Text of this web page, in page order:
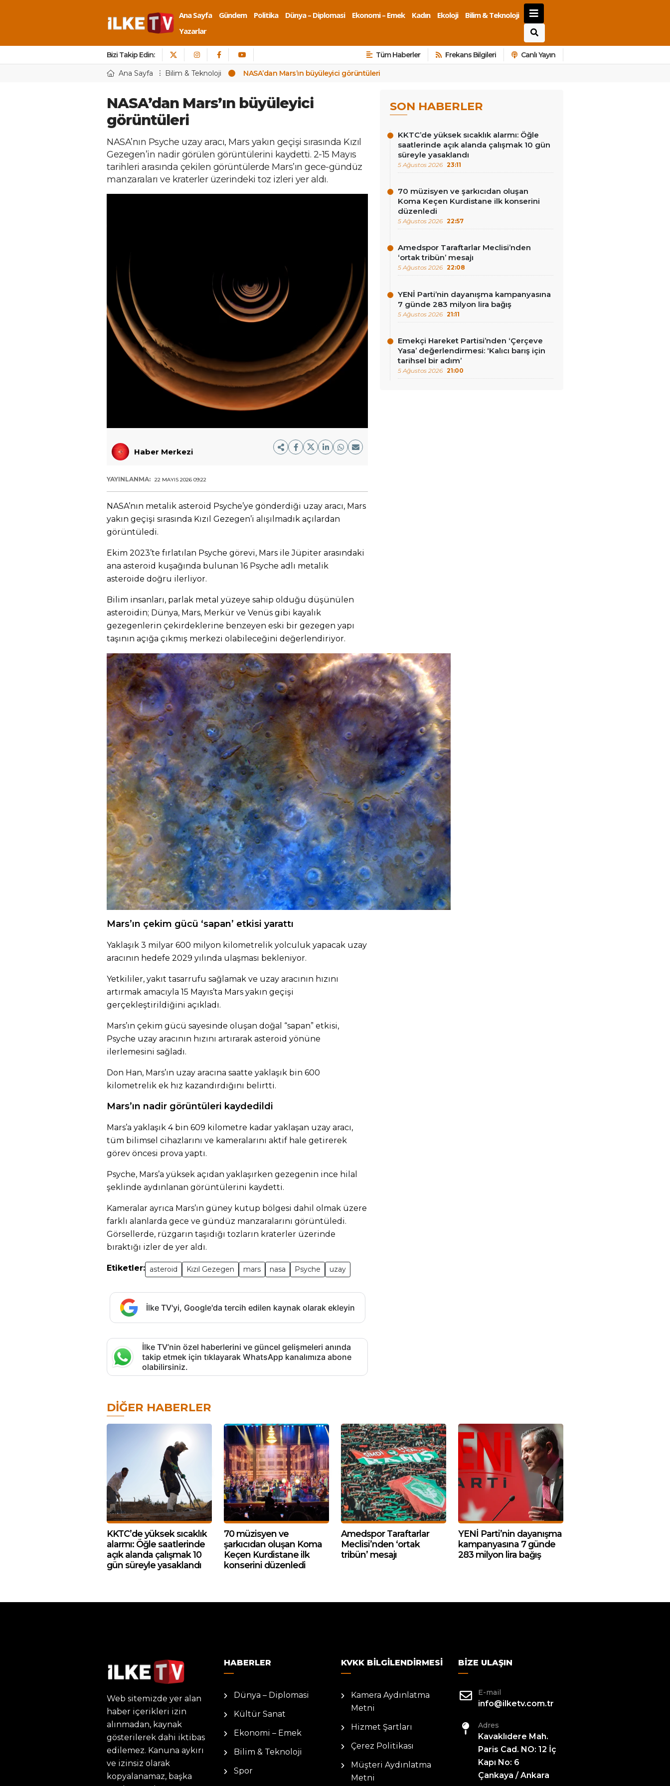
Ana Sayfa Gündem Politika Dünya – Diplomasi Ekonomi – Emek Kadın Ekoloji
Bilim & Teknoloji
Yazarlar
Bizi Takip Edin: Tüm Haberler Frekans Bilgileri Canlı Yayın
Ana Sayfa Bilim & Teknoloji NASA’dan Mars’ın büyüleyici görüntüleri
NASA’dan Mars’ın büyüleyici
görüntüleri
NASA’nın Psyche uzay aracı, Mars yakın geçişi sırasında Kızıl
Gezegen’in nadir görülen görüntülerini kaydetti. 2-15 Mayıs
tarihleri arasında çekilen görüntülerde Mars’ın gece-gündüz
manzaraları ve kraterler üzerindeki toz izleri yer aldı.
Haber Merkezi
YAYINLANMA: 22 MAYIS 2026 09:22
NASA’nın metalik asteroid Psyche’ye gönderdiği uzay aracı, Mars
yakın geçişi sırasında Kızıl Gezegen’i alışılmadık açılardan
görüntüledi.
Ekim 2023’te fırlatılan Psyche görevi, Mars ile Jüpiter arasındaki
ana asteroid kuşağında bulunan 16 Psyche adlı metalik
asteroide doğru ilerliyor.
Bilim insanları, parlak metal yüzeye sahip olduğu düşünülen
asteroidin; Dünya, Mars, Merkür ve Venüs gibi kayalık
gezegenlerin çekirdeklerine benzeyen eski bir gezegen yapı
taşının açığa çıkmış merkezi olabileceğini değerlendiriyor.
Mars’ın çekim gücü ‘sapan’ etkisi yarattı
Yaklaşık 3 milyar 600 milyon kilometrelik yolculuk yapacak uzay
aracının hedefe 2029 yılında ulaşması bekleniyor.
Yetkililer, yakıt tasarrufu sağlamak ve uzay aracının hızını
artırmak amacıyla 15 Mayıs’ta Mars yakın geçişi
gerçekleştirildiğini açıkladı.
Mars’ın çekim gücü sayesinde oluşan doğal “sapan” etkisi,
Psyche uzay aracının hızını artırarak asteroid yönüne
ilerlemesini sağladı.
Don Han, Mars’ın uzay aracına saatte yaklaşık bin 600
kilometrelik ek hız kazandırdığını belirtti.
Mars’ın nadir görüntüleri kaydedildi
Mars’a yaklaşık 4 bin 609 kilometre kadar yaklaşan uzay aracı,
tüm bilimsel cihazlarını ve kameralarını aktif hale getirerek
görev öncesi prova yaptı.
Psyche, Mars’a yüksek açıdan yaklaşırken gezegenin ince hilal
şeklinde aydınlanan görüntülerini kaydetti.
Kameralar ayrıca Mars’ın güney kutup bölgesi dahil olmak üzere
farklı alanlarda gece ve gündüz manzaralarını görüntüledi.
Görsellerde, rüzgarın taşıdığı tozların kraterler üzerinde
bıraktığı izler de yer aldı.
Etiketler: asteroid Kızıl Gezegen mars nasa Psyche uzay
İlke TV'yi, Google'da tercih edilen kaynak olarak ekleyin
İlke TV’nin özel haberlerini ve güncel gelişmeleri anında
takip etmek için tıklayarak WhatsApp kanalımıza abone
olabilirsiniz.
SON HABERLER
KKTC’de yüksek sıcaklık alarmı: Öğle
saatlerinde açık alanda çalışmak 10 gün
süreyle yasaklandı
5 Ağustos 2026 23:11
70 müzisyen ve şarkıcıdan oluşan
Koma Keçen Kurdistane ilk konserini
düzenledi
5 Ağustos 2026 22:57
Amedspor Taraftarlar Meclisi’nden
‘ortak tribün’ mesajı
5 Ağustos 2026 22:08
YENİ Parti’nin dayanışma kampanyasına
7 günde 283 milyon lira bağış
5 Ağustos 2026 21:11
Emekçi Hareket Partisi’nden ‘Çerçeve
Yasa’ değerlendirmesi: ‘Kalıcı barış için
tarihsel bir adım’
5 Ağustos 2026 21:00
DIĞER HABERLER
KKTC’de yüksek sıcaklık
alarmı: Öğle saatlerinde
açık alanda çalışmak 10
gün süreyle yasaklandı
70 müzisyen ve
şarkıcıdan oluşan Koma
Keçen Kurdistane ilk
konserini düzenledi
Amedspor Taraftarlar
Meclisi’nden ‘ortak
tribün’ mesajı
YENİ Parti’nin dayanışma
kampanyasına 7 günde
283 milyon lira bağış
Web sitemizde yer alan
haber içerikleri izin
alınmadan, kaynak
gösterilerek dahi iktibas
edilemez. Kanuna aykırı
ve izinsiz olarak
kopyalanamaz, başka
HABERLER
Dünya – Diplomasi
Kültür Sanat
Ekonomi – Emek
Bilim & Teknoloji
Spor
KVKK BILGILENDIRMESI
Kamera Aydınlatma
Metni
Hizmet Şartları
Çerez Politikası
Müşteri Aydınlatma
Metni
BIZE ULAŞIN
E-mail
info@ilketv.com.tr
Adres
Kavaklıdere Mah.
Paris Cad. NO: 12 İç
Kapı No: 6
Çankaya / Ankara